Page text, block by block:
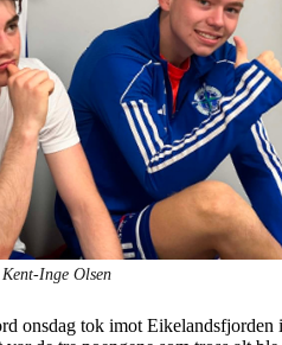
Inge Olsen
onsdag tok imot Eikelandsfjorden i